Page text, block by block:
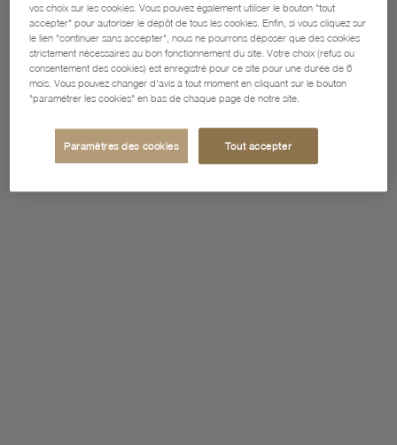
vos choix sur les cookies. Vous pouvez également utiliser le bouton "tout
accepter" pour autoriser le dépôt de tous les cookies. Enfin, si vous cliquez sur
le lien "continuer sans accepter", nous ne pourrons déposer que des cookies
strictement nécessaires au bon fonctionnement du site. Votre choix (refus ou
consentement des cookies) est enregistré pour ce site pour une durée de 6
mois. Vous pouvez changer d'avis à tout moment en cliquant sur le bouton
"paramétrer les cookies" en bas de chaque page de notre site.
Paramètres des cookies Tout accepter